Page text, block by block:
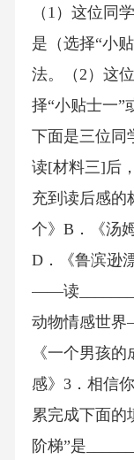
（1）这位同
是（选择“小
法。（2）这
择“小贴士一”
下面是三位同
读[材料三]后
充到读后感的
个》B．《汤
D．《鲁滨逊
——读
动物情感世界
《一个男孩
感》3．相信
累完成下面的
阶梯”是